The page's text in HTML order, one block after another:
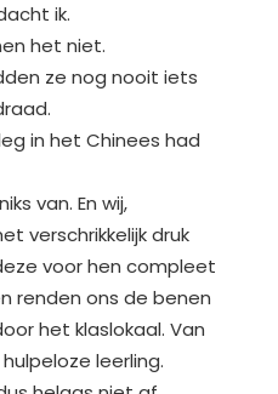
ik.
het niet.
ze nog nooit iets
in het Chinees had
van. En wij,
verschrikkelijk druk
voor hen compleet
renden ons de benen
het klaslokaal. Van
leerling.